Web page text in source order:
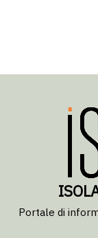
Portale di